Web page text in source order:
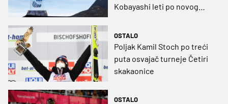
Kobayashi leti po novog
OSTALO
Poljak Kamil Stoch po treći
puta osvajač turneje Četiri
skakaonice
OSTALO